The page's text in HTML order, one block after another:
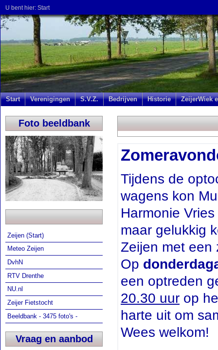
U bent hier: Start
Start Verenigingen S.V.Z. Bedrijven Historie ZeijerWiek
Foto beeldbank
Zeijen (Start)
Meteo Zeijen
DvhN
RTV Drenthe
NU.nl
Zeijer Fietstocht
Beeldbank - 3475 foto's -
Vraag en aanbod
Tijdens de
wagens kon
Harmonie
maar gelukkig
Zeijen met een
Op
een optreden
20.30 uur op
harte uit om
Wees welkom!